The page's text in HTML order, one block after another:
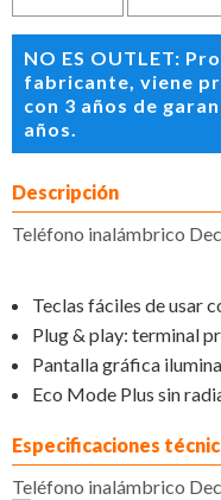
NO ES OUTLET:
fabricante, viene
con 3 años de
años.
Descripción
Teléfono inalámbrico
Teclas fáciles de usar
Plug & play: terminal
Pantalla gráfica
Eco Mode Plus sin
Especificaciones
Teléfono inalámbrico